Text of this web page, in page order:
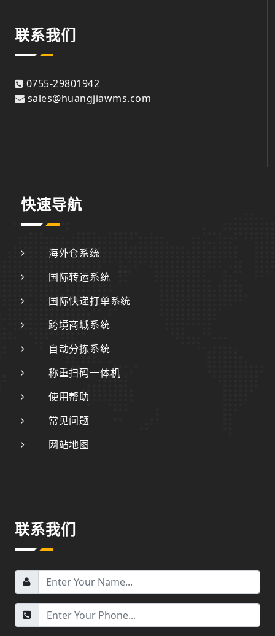
联系我们
0755-29801942
sales@huangjiawms.com
快速导航
海外仓系统
国际转运系统
国际快递打单系统
跨境商城系统
自动分拣系统
称重扫码一体机
使用帮助
常见问题
网站地图
联系我们